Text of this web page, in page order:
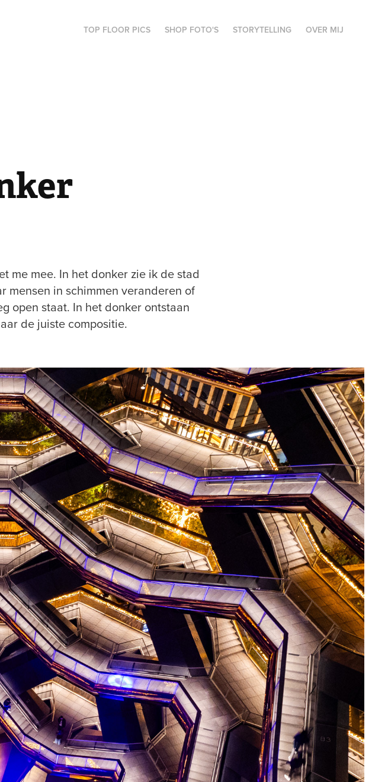
TOP FLOOR PICS SHOP FOTO'S STORYTELLING OVER MIJ
me mee. In het donker zie ik de stad
mensen in schimmen veranderen of
open staat. In het donker ontstaan
de juiste compositie.